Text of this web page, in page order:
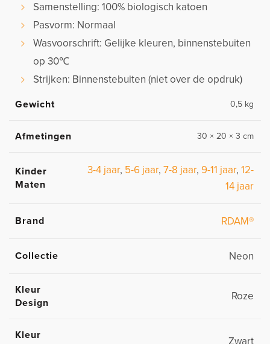
Samenstelling: 100% biologisch katoen
Pasvorm: Normaal
Wasvoorschrift: Gelijke kleuren, binnenstebuiten
op 30℃
Strijken: Binnenstebuiten (niet over de opdruk)
Gewicht 0,5 kg
Afmetingen 30 × 20 × 3 cm
Kinder
Maten
3-4 jaar, 5-6 jaar, 7-8 jaar, 9-11 jaar, 12-
14 jaar
Brand RDAM®
Collectie Neon
Kleur
Design
Roze
Kleur